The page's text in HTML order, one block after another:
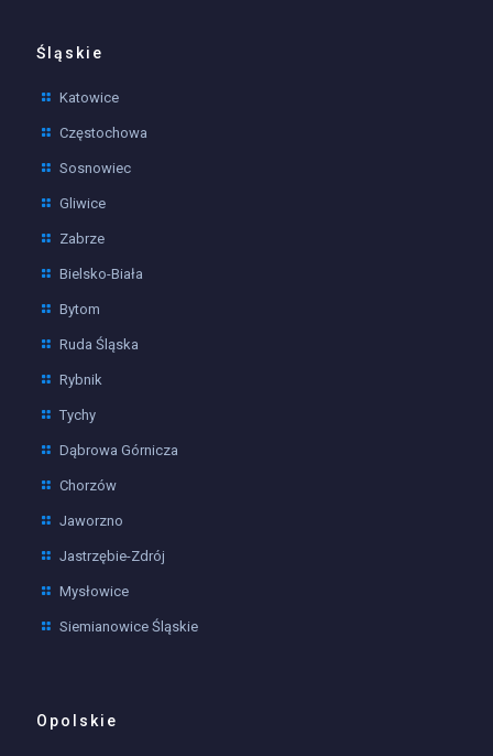
Śląskie
Katowice
Częstochowa
Sosnowiec
Gliwice
Zabrze
Bielsko-Biała
Bytom
Ruda Śląska
Rybnik
Tychy
Dąbrowa Górnicza
Chorzów
Jaworzno
Jastrzębie-Zdrój
Mysłowice
Siemianowice Śląskie
Opolskie